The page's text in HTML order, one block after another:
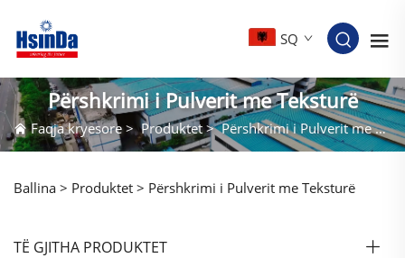
SQ
Përshkrimi i Pulverit me Teksturë
Faqja kryesore>Produktet>Përshkrimi i Pulverit me Teksturë
Ballina > Produktet > Përshkrimi i Pulverit me Teksturë
TË GJITHA PRODUKTET